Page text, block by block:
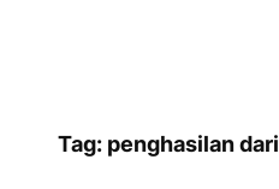
Tag: penghasilan